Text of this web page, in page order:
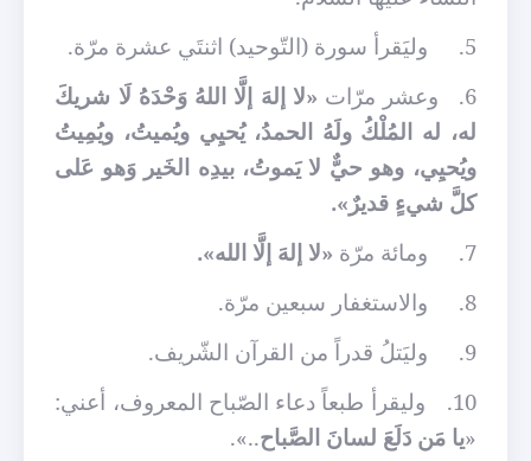
5.
وليَقرأ سورة (التّوحيد) اثنتَي عشرة مرّة.
6.
وعشر مرّات «لا إلهَ إلَّا اللهُ وَحْدَهُ لَا شريكَ
له، له المُلْكُ ولَهُ الحمدُ، يُحيِي ويُميتُ، ويُمِيتُ
ويُحيِي، وهو حيٌّ لا يَموتُ، بيدِه الخَير وَهو عَلى
كلَّ شيءٍ قديرٌ».
7.
ومائة مرّة «لا إلهَ إلَّا الله».
8.
والاستغفار سبعين مرّة.
9.
وليَتلُ قدراً من القرآن الشّريف.
10.
وليقرأ طبعاً دعاء الصّباح المعروف، أعني:
«يا مَن دَلَعَ لسانَ الصَّباح..».